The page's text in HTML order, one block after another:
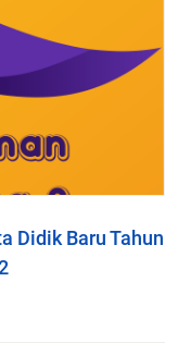
Didik Baru Tahun